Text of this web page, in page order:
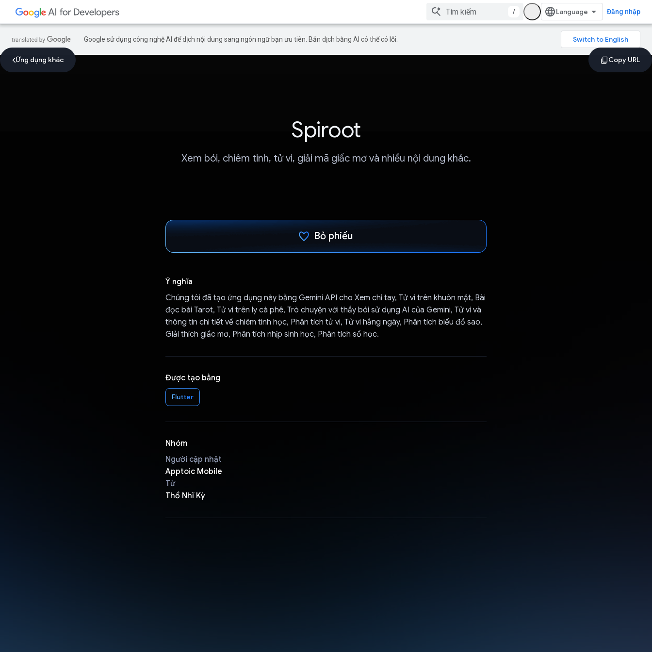
/ Đăng nhập
Google sử dụng công nghệ AI để dịch nội dung sang ngôn ngữ bạn ưu tiên. Bản dịch bằng AI có thể có lỗi.
Ứng dụng khác
Spiroot
Xem bói, chiêm tinh, tử vi, giải mã giấc mơ và nhiều nội dung khác.
Bỏ phiếu
Ý nghĩa
Chúng tôi đã tạo ứng dụng này bằng Gemini API cho Xem chỉ tay, Tử vi trên khuôn mặt, Bài
đọc bài Tarot, Tử vi trên ly cà phê, Trò chuyện với thầy bói sử dụng AI của Gemini, Tử vi và
thông tin chi tiết về chiêm tinh học, Phân tích tử vi, Tử vi hằng ngày, Phân tích biểu đồ sao,
Giải thích giấc mơ, Phân tích nhịp sinh học, Phân tích số học.
Được tạo bằng
Flutter
Nhóm
Người cập nhật
Apptoic Mobile
Từ
Thổ Nhĩ Kỳ